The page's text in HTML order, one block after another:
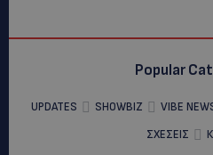
Popular
UPDATES SHOWBIZ VIBE
ΣΧΕΣΕΙΣ